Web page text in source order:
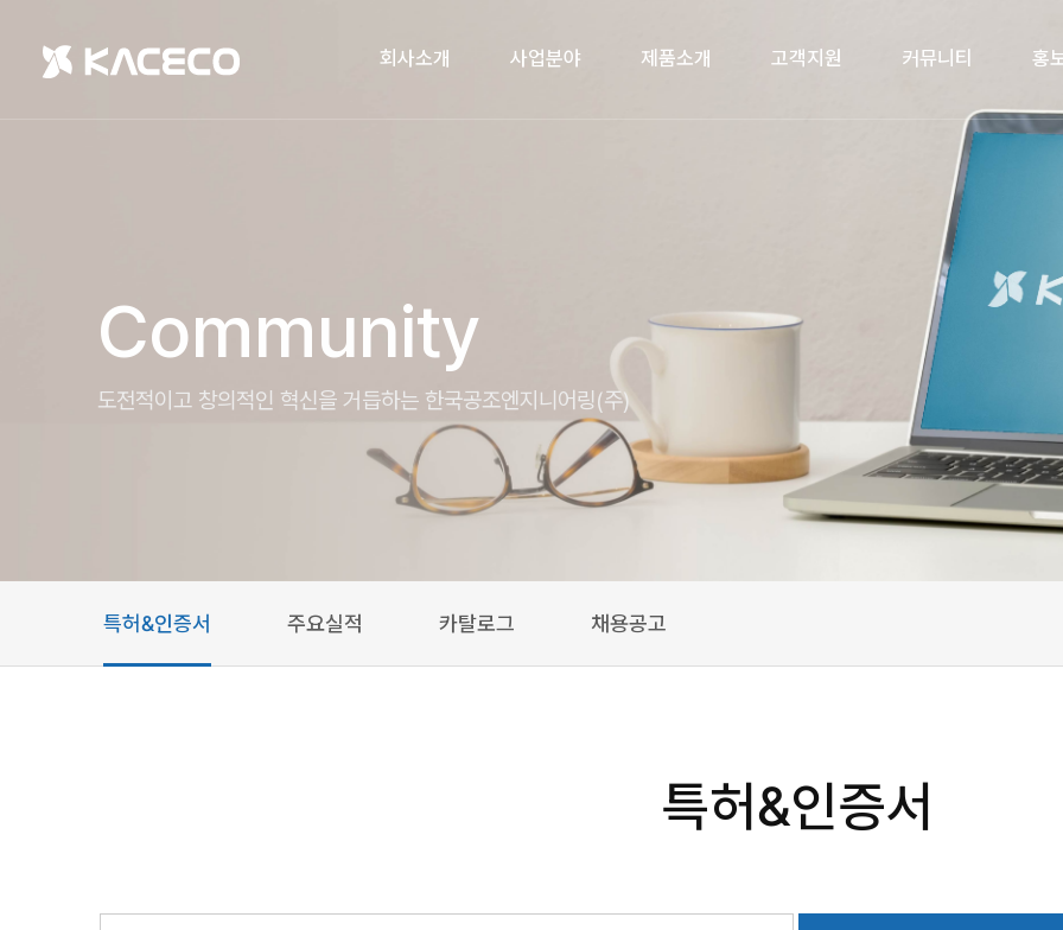
회사소개 사업분야 제품소개 고객지원 커뮤니티 홍
Community
도전적이고 창의적인 혁신을 거듭하는 한국공조엔지니어링(주)
특허&인증서 주요실적 카탈로그 채용공고
특허&인증서